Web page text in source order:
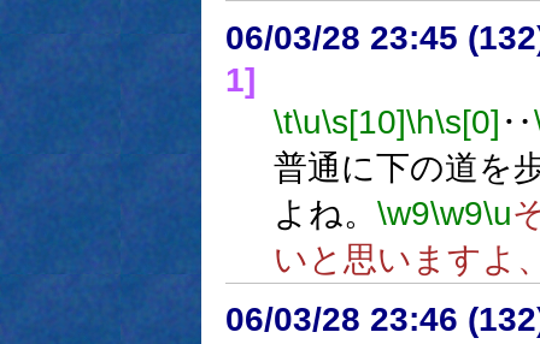
06/03/28 23:45
1]
\t\u\s[10]\h\s[0] ‥
普通に下の道を
よね。 \w9\w9\u
いと思いますよ
06/03/28 23:46